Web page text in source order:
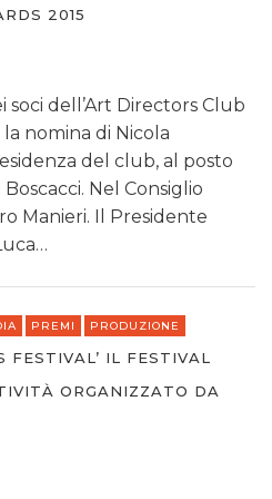
2015
soci dell’Art Directors Club
nomina di Nicola
del club, al posto
Nel Consiglio
Manieri​. Il Presidente
PREMI PRODUZIONE
FESTIVAL’ IL FESTIVAL
ORGANIZZATO DA